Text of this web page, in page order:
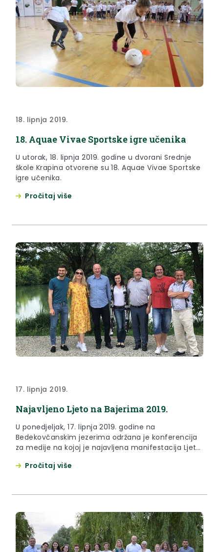
18. lipnja 2019.
18. Aquae Vivae Sportske igre učenika
U utorak, 18. lipnja 2019. godine u dvorani Srednje
škole Krapina otvorene su 18. Aquae Vivae Sportske
igre učenika.
Pročitaj više
17. lipnja 2019.
Najavljeno Ljeto na Bajerima 2019.
U ponedjeljak, 17. lipnja 2019. godine na
Bedekovčanskim jezerima održana je konferencija
za medije na kojoj je najavljena manifestacija Ljeto
Pročitaj više